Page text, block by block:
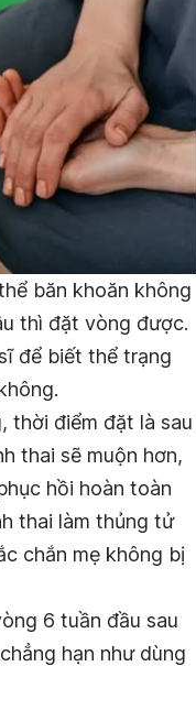
băn khoăn không
thì đặt vòng được.
để biết thể trạng
thời điểm đặt là sau
thai sẽ muộn hơn,
hồi hoàn toàn
thai làm thủng tử
chắn mẹ không bị
6 tuần đầu sau
hạn như dùng